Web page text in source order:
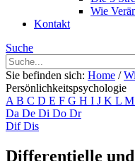
Wie
Kontakt
Suche
Sie befinden sich: Home /
Persönlichkeitspsychologie
A B C D E F G H I J K L M
Da De Di Do Dr
DifDis
Differentielle und